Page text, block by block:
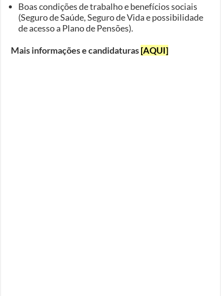
Boas condições de trabalho e benefícios sociais
(Seguro de Saúde, Seguro de Vida e possibilidade
de acesso a Plano de Pensões).
Mais informações e candidaturas[AQUI]